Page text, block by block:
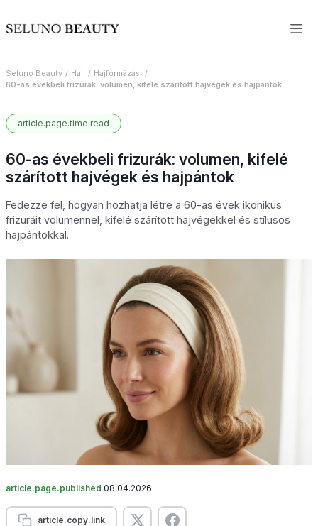
Seluno Beauty Haj
Hajformázás
60-as évekbeli frizurák: volumen, kifelé szárított hajvégek és hajpántok
article.page.time.read
60-as évekbeli frizurák: volumen, kifelé
szárított hajvégek és hajpántok
Fedezze fel, hogyan hozhatja létre a 60-as évek ikonikus
frizuráit volumennel, kifelé szárított hajvégekkel és stílusos
hajpántokkal.
article.page.published 08.04.2026
article.copy.link